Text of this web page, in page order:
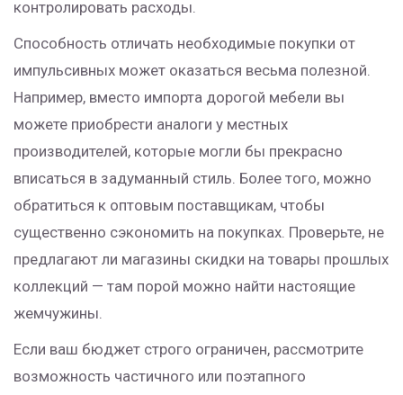
контролировать расходы.
Способность отличать необходимые покупки от
импульсивных может оказаться весьма полезной.
Например, вместо импорта дорогой мебели вы
можете приобрести аналоги у местных
производителей, которые могли бы прекрасно
вписаться в задуманный стиль. Более того, можно
обратиться к оптовым поставщикам, чтобы
существенно сэкономить на покупках. Проверьте, не
предлагают ли магазины скидки на товары прошлых
коллекций — там порой можно найти настоящие
жемчужины.
Если ваш бюджет строго ограничен, рассмотрите
возможность частичного или поэтапного